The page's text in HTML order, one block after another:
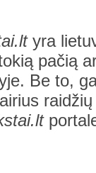
yra
pačią
Be to,